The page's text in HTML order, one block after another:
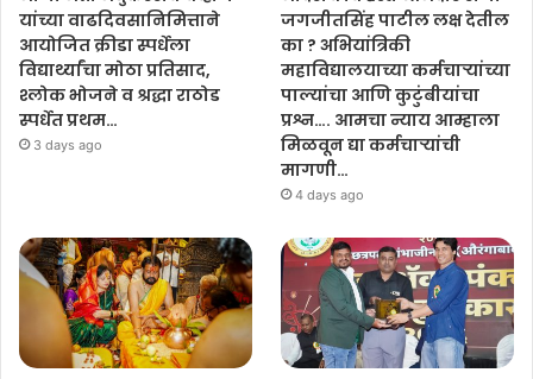
यांच्या वाढदिवसानिमित्ताने
आयोजित क्रीडा स्पर्धेला
विद्यार्थ्यांचा मोठा प्रतिसाद,
श्लोक भोजने व श्रद्धा राठोड
स्पर्धेत प्रथम…
3 days ago
जगजीतसिंह पाटील लक्ष देतील
का ? अभियांत्रिकी
महाविद्यालयाच्या कर्मचाऱ्यांच्या
पाल्यांचा आणि कुटुंबीयांचा
प्रश्न…. आमचा न्याय आम्हाला
मिळवून द्या कर्मचाऱ्यांची
मागणी…
4 days ago